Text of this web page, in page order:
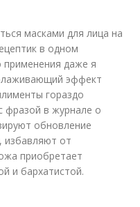
масками для лица на
в одном
применения даже я
эффект
гораздо
фразой в журнале о
обновление
избавляют от
приобретает
и бархатистой.